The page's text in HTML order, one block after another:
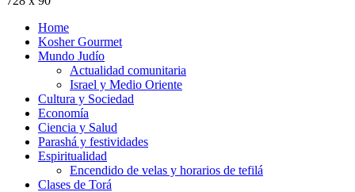
Home
Kosher Gourmet
Mundo Judío
Actualidad comunitaria
Israel y Medio Oriente
Cultura y Sociedad
Economía
Ciencia y Salud
Parashá y festividades
Espiritualidad
Encendido de velas y horarios de tefilá
Clases de Torá